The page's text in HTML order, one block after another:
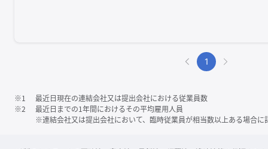
1
※1
最近日現在の連結会社又は提出会社における従業員数
※2
最近日までの1年間におけるその平均雇用人員
※連結会社又は提出会社において、臨時従業員が相当数以上ある場合に